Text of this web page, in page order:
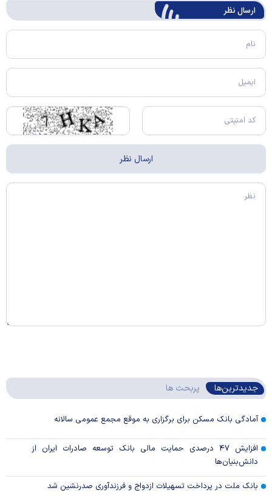
ارسال‌ نظر
جدیدترین‌ها پربحث ها
آمادگی بانک مسکن برای برگزاری به موقع مجمع عمومی سالانه
افزایش ۴۷ درصدی حمایت مالی بانک توسعه صادرات ایران از
دانش‌بنیان‌ها
بانک ملت در پرداخت تسهیلات ازدواج و فرزندآوری صدرنشین شد